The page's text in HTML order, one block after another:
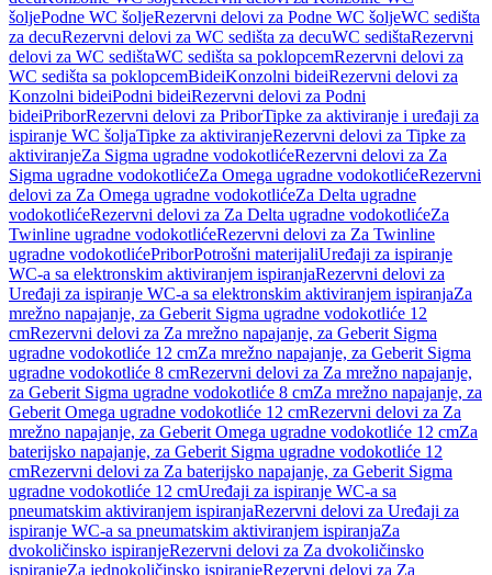
šoljePodne WC šoljeRezervni delovi za Podne WC šoljeWC sedišta
za decuRezervni delovi za WC sedišta za decuWC sedištaRezervni
delovi za WC sedištaWC sedišta sa poklopcemRezervni delovi za
WC sedišta sa poklopcemBideiKonzolni bideiRezervni delovi za
Konzolni bideiPodni bideiRezervni delovi za Podni
bideiPriborRezervni delovi za PriborTipke za aktiviranje i uređaji za
ispiranje WC šoljaTipke za aktiviranjeRezervni delovi za Tipke za
aktiviranjeZa Sigma ugradne vodokotlićeRezervni delovi za Za
Sigma ugradne vodokotlićeZa Omega ugradne vodokotlićeRezervni
delovi za Za Omega ugradne vodokotlićeZa Delta ugradne
vodokotlićeRezervni delovi za Za Delta ugradne vodokotlićeZa
Twinline ugradne vodokotlićeRezervni delovi za Za Twinline
ugradne vodokotlićePriborPotrošni materijaliUređaji za ispiranje
WC-a sa elektronskim aktiviranjem ispiranjaRezervni delovi za
Uređaji za ispiranje WC-a sa elektronskim aktiviranjem ispiranjaZa
mrežno napajanje, za Geberit Sigma ugradne vodokotliće 12
cmRezervni delovi za Za mrežno napajanje, za Geberit Sigma
ugradne vodokotliće 12 cmZa mrežno napajanje, za Geberit Sigma
ugradne vodokotliće 8 cmRezervni delovi za Za mrežno napajanje,
za Geberit Sigma ugradne vodokotliće 8 cmZa mrežno napajanje, za
Geberit Omega ugradne vodokotliće 12 cmRezervni delovi za Za
mrežno napajanje, za Geberit Omega ugradne vodokotliće 12 cmZa
baterijsko napajanje, za Geberit Sigma ugradne vodokotliće 12
cmRezervni delovi za Za baterijsko napajanje, za Geberit Sigma
ugradne vodokotliće 12 cmUređaji za ispiranje WC-a sa
pneumatskim aktiviranjem ispiranjaRezervni delovi za Uređaji za
ispiranje WC-a sa pneumatskim aktiviranjem ispiranjaZa
dvokoličinsko ispiranjeRezervni delovi za Za dvokoličinsko
ispiranjeZa jednokoličinsko ispiranjeRezervni delovi za Za